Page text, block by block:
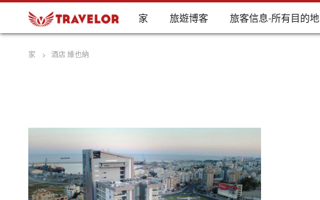
家 旅遊博客 旅客信息-所有目的地
家 酒店 維也納